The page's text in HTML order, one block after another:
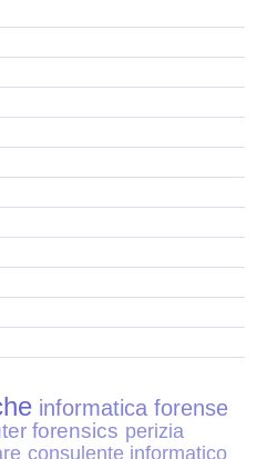
informatica forense
forensics perizia
consulente informatico